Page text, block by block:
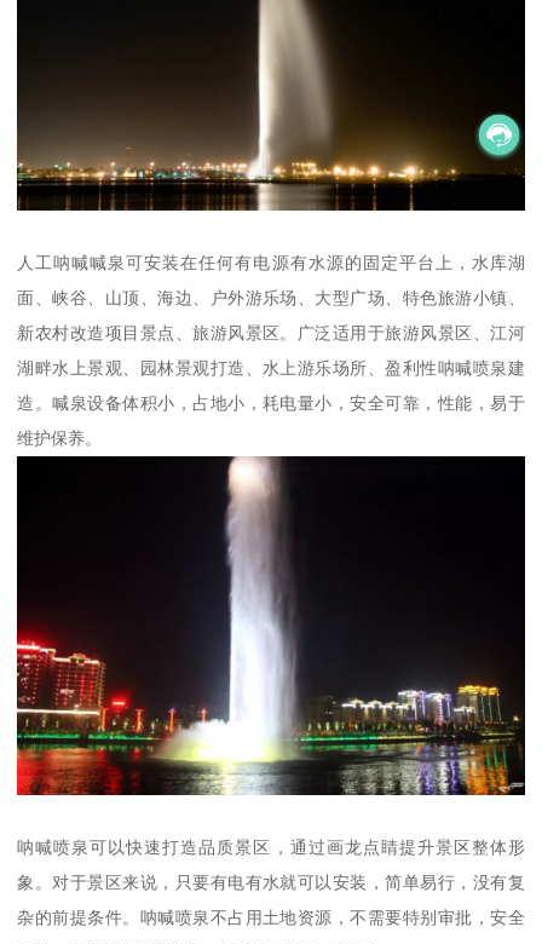
人工呐喊喊泉可安装在任何有电源有水源的固定平台上，水库湖
面、峡谷、山顶、海边、户外游乐场、大型广场、特色旅游小镇、
新农村改造项目景点、旅游风景区。广泛适用于旅游风景区、江河
湖畔水上景观、园林景观打造、水上游乐场所、盈利性呐喊喷泉建
造。喊泉设备体积小，占地小，耗电量小，安全可靠，性能，易于
维护保养。
呐喊喷泉可以快速打造品质景区，通过画龙点睛提升景区整体形
象。对于景区来说，只要有电有水就可以安装，简单易行，没有复
杂的前提条件。呐喊喷泉不占用土地资源，不需要特别审批，安全